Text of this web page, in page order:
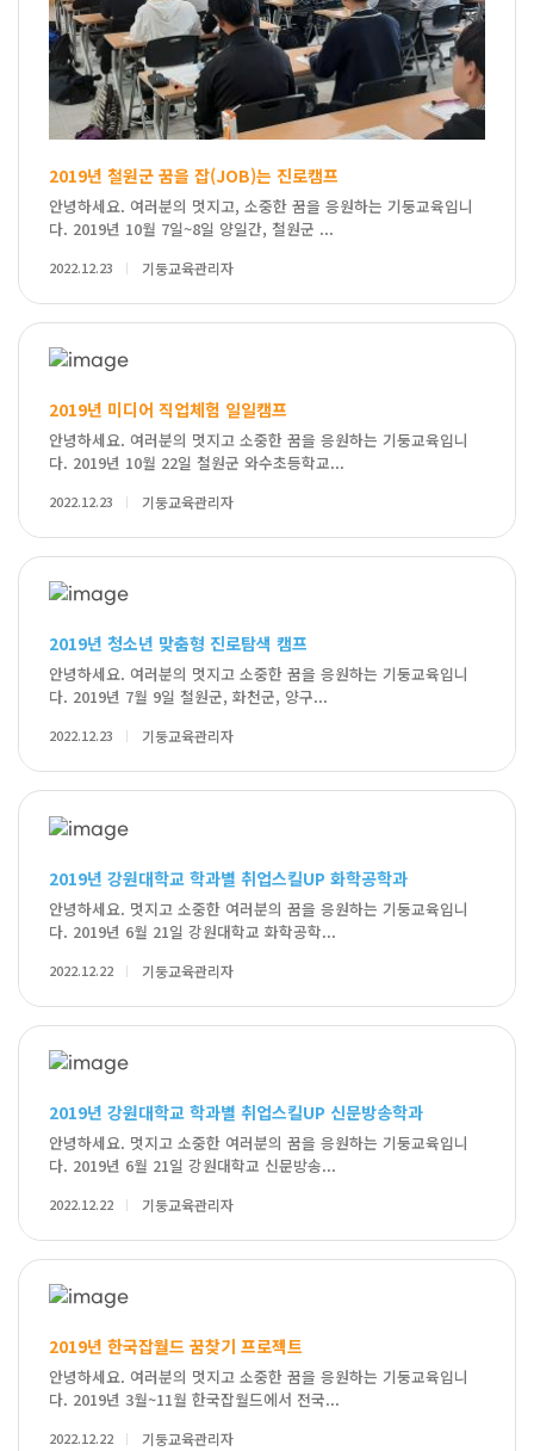
2019년 철원군 꿈을 잡(JOB)는 진로캠프
안녕하세요. 여러분의 멋지고, 소중한 꿈을 응원하는 기둥교육입니
다. 2019년 10월 7일~8일 양일간, 철원군 ...
2022.12.23 기둥교육관리자
2019년 미디어 직업체험 일일캠프
안녕하세요. 여러분의 멋지고 소중한 꿈을 응원하는 기둥교육입니
다. 2019년 10월 22일 철원군 와수초등학교...
2022.12.23 기둥교육관리자
2019년 청소년 맞춤형 진로탐색 캠프
안녕하세요. 여러분의 멋지고 소중한 꿈을 응원하는 기둥교육입니
다. 2019년 7월 9일 철원군, 화천군, 양구...
2022.12.23 기둥교육관리자
2019년 강원대학교 학과별 취업스킬UP 화학공학과
안녕하세요. 멋지고 소중한 여러분의 꿈을 응원하는 기둥교육입니
다. 2019년 6월 21일 강원대학교 화학공학...
2022.12.22 기둥교육관리자
2019년 강원대학교 학과별 취업스킬UP 신문방송학과
안녕하세요. 멋지고 소중한 여러분의 꿈을 응원하는 기둥교육입니
다. 2019년 6월 21일 강원대학교 신문방송...
2022.12.22 기둥교육관리자
2019년 한국잡월드 꿈찾기 프로젝트
안녕하세요. 여러분의 멋지고 소중한 꿈을 응원하는 기둥교육입니
다. 2019년 3월~11월 한국잡월드에서 전국...
2022.12.22 기둥교육관리자